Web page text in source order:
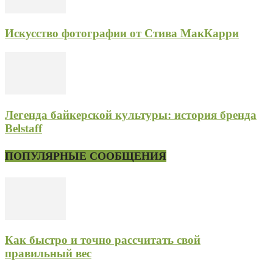
Искусство фотографии от Стива МакКарри
Легенда байкерской культуры: история бренда
Belstaff
ПОПУЛЯРНЫЕ СООБЩЕНИЯ
Как быстро и точно рассчитать свой
правильный вес